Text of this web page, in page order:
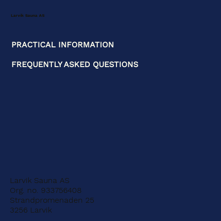
Larvik Sauna AS
PRACTICAL INFORMATION
FREQUENTLY ASKED QUESTIONS
Larvik Sauna AS
Org. no. 933756408
Strandpromenaden 25
3256 Larvik